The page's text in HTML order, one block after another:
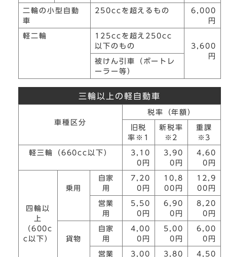
二輪の小型自動
車
250ccを超えるもの
6,000
円
軽二輪
125ccを超え250cc
以下のもの
3,600
円
被けん引車（ボートレ
ーラー等）
三輪以上の軽自動車
車種区分
税率（年額）
旧税
率※1
新税率
※2
重課
※3
軽三輪（660cc以下）
3,10
0円
3,90
0円
4,60
0円
四輪以
上
（600c
c以下）
乗用
自家
用
7,20
0円
10,8
00円
12,9
00円
営業
用
5,50
0円
6,90
0円
8,20
0円
貨物
自家
用
4,00
0円
5,00
0円
6,00
0円
営業
3,00
3,80
4,50